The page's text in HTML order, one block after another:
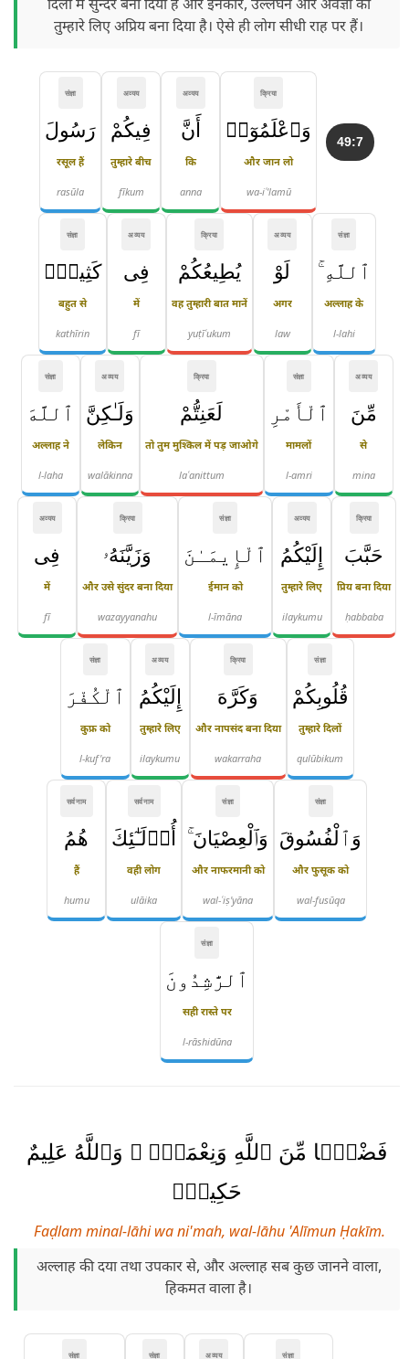
दिलों में सुन्दर बना दिया है और इनकार, उल्लंघन और अवज्ञा को
तुम्हारे लिए अप्रिय बना दिया है। ऐसे ही लोग सीधी राह पर हैं।
49:7
क्रिया
وَٱعْلَمُوٓا۟
और जान लो
wa-iʿ'lamū
अव्यय
أَنَّ
कि
anna
अव्यय
فِيكُمْ
तुम्हारे बीच
fīkum
संज्ञा
رَسُولَ
रसूल हैं
rasūla
संज्ञा
ٱللَّهِ ۚ
अल्लाह के
l-lahi
अव्यय
لَوْ
अगर
law
क्रिया
يُطِيعُكُمْ
वह तुम्हारी बात मानें
yuṭīʿukum
अव्यय
فِى
में
fī
संज्ञा
كَثِيرٍۢ
बहुत से
kathīrin
अव्यय
مِّنَ
से
mina
संज्ञा
ٱلْأَمْرِ
मामलों
l-amri
क्रिया
لَعَنِتُّمْ
तो तुम मुश्किल में पड़ जाओगे
laʿanittum
अव्यय
وَلَـٰكِنَّ
लेकिन
walākinna
संज्ञा
ٱللَّهَ
अल्लाह ने
l-laha
क्रिया
حَبَّبَ
प्रिय बना दिया
ḥabbaba
अव्यय
إِلَيْكُمُ
तुम्हारे लिए
ilaykumu
संज्ञा
ٱلْإِيمَـٰنَ
ईमान को
l-īmāna
क्रिया
وَزَيَّنَهُۥ
और उसे सुंदर बना दिया
wazayyanahu
अव्यय
فِى
में
fī
संज्ञा
قُلُوبِكُمْ
तुम्हारे दिलों
qulūbikum
क्रिया
وَكَرَّهَ
और नापसंद बना दिया
wakarraha
अव्यय
إِلَيْكُمُ
तुम्हारे लिए
ilaykumu
संज्ञा
ٱلْكُفْرَ
कुफ्र को
l-kuf'ra
संज्ञा
وَٱلْفُسُوقَ
और फुसूक को
wal-fusūqa
संज्ञा
وَٱلْعِصْيَانَ ۚ
और नाफरमानी को
wal-ʿiṣ'yāna
सर्वनाम
أُو۟لَـٰٓئِكَ
वही लोग
ulāika
सर्वनाम
هُمُ
हैं
humu
संज्ञा
ٱلرَّٰشِدُونَ
सही रास्ते पर
l-rāshidūna
فَضْلًۭا مِّنَ ٱللَّهِ وَنِعْمَةًۭ ۚ وَٱللَّهُ عَلِيمٌ
حَكِيمٌۭ
Faḍlam minal-lāhi wa ni'mah, wal-lāhu 'Alīmun Ḥakīm.
अल्लाह की दया तथा उपकार से, और अल्लाह सब कुछ जानने वाला,
हिकमत वाला है।
संज्ञा
अव्यय
संज्ञा
संज्ञा